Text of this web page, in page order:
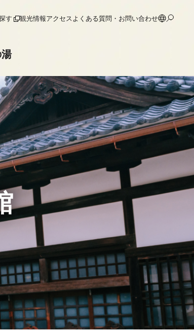
す 観光情報アクセスよくある質問・お問い合わせ
保存修理工事
保存修理工事
保存修理寄附
保存修理寄附者一覧